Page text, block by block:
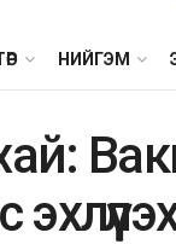
НИЙГЭМ